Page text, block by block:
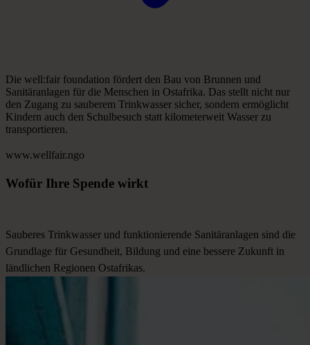
Die well:fair foundation fördert den Bau von Brunnen und
Sanitäranlagen für die Menschen in Ostafrika. Das stellt nicht nur
den Zugang zu sauberem Trinkwasser sicher, sondern ermöglicht
Kindern auch den Schulbesuch statt kilometerweit Wasser zu
transportieren.
www.wellfair.ngo
Wofür Ihre Spende wirkt
Sauberes Trinkwasser und funktionierende Sanitäranlagen sind die
Grundlage für Gesundheit, Bildung und eine bessere Zukunft in
ländlichen Regionen Ostafrikas.